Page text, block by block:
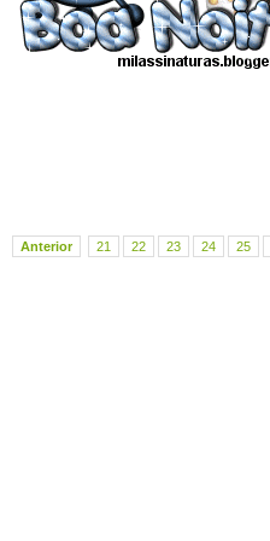
Anterior 21 22 23 24 25